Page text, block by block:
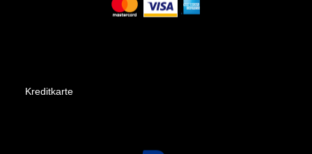
Kreditkarte